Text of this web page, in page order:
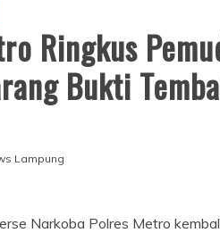
Ringkus
Bukti
Lampung
Narkoba Polres Metro